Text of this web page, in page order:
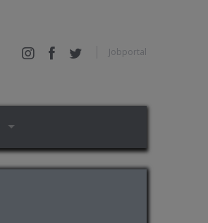
Jobportal